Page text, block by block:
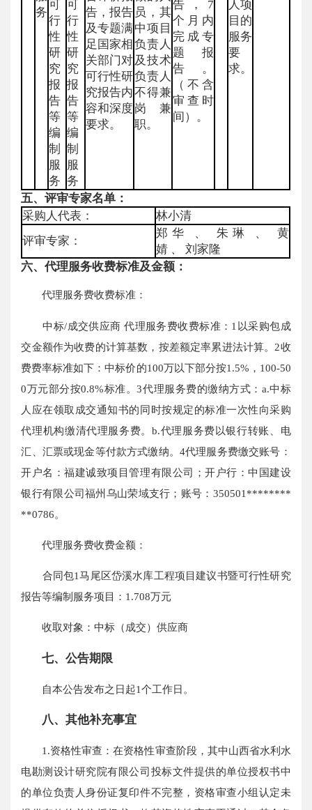
务
可
行
性
研
究
报
告
等
编
制
服
务
可
行
性
研
究
报
告
等
编
制
服
务
告，报告
及专题满
足国家相
关部门对
可行性研
究报告内
容和深度
要求。
员，其
中项目
负责人
及技术
负责人
不得兼
岗兼
职。
告，7
个月内
完成专
题报
告。
（不含
审查时
间）。
人项
目的
服务
要
求。
五、评审专家名单：
采购人代表：
林小清
评审专家：
郑华 、 朱琳 、 黄
婧 、 刘家隆
六、代理服务收费标准及金额：
代理服务费收费标准：
中标/成交供应商 代理服务费收费标准：1以采购包成
交金额作为收费的计算基数，按差额定率累进法计算。2收
费费率标准如下：中标价的100万以下部分按1.5%，100-50
0万元部分按0.8%标准。3代理服务费的缴纳方式：a.中标
人应在领取成交通知书的同时按规定的标准一次性向采购
代理机构缴清代理服务费。b.代理服务费以银行转账、电
汇、汇票或现金等付款方式缴纳。4代理服务费缴交账号：
开户名：福建诚致项目管理有限公司；开户行：中国建设
银行有限公司福州乌山荣域支行；账号：350501********
**0786。
代理服务费收费金额：
合同包1马尾区岱溪水库工程项目建议书暨可行性研究
报告等编制服务项目：1.708万元
收取对象：中标（成交）供应商
七、公告期限
自本公告发布之日起1个工作日。
八、其他补充事宜
1.资格性审查：在资格性审查阶段，其中山西省水利水
电勘测设计研究院有限公司投标文件提供的单位授权书中
的单位负责人身份证复印件不完整，资格审查小组认定未